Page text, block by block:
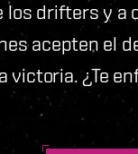
los drifters y a
acepten el
victoria. ¿Te